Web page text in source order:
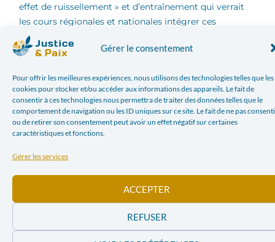
Gérer le consentement
Pour offrir les meilleures expériences, nous utilisons des technologies telles que les
cookies pour stocker et/ou accéder aux informations des appareils. Le fait de
consentir à ces technologies nous permettra de traiter des données telles que le
comportement de navigation ou les ID uniques sur ce site. Le fait de ne pas
ou de retirer son consentement peut avoir un effet négatif sur certaines
caractéristiques et fonctions.
Gérer les services
ACCEPTER
REFUSER
effet de ruissellement » et d’entraînement qui verrait
les cours régionales et nationales intégrer ces
pratiques progressives. La CPI a vocation à juger les
cas les plus emblématiques ; ses moyens ne lui
principe de « complémentarité » veut que la Cour
n’intervienne que dans les cas où les tribunaux
nationaux n’ont pas la volonté ou la possibilité de le
faire. C’est pourquoi le Statut de Rome rappelle qu’« il
est du devoir de chaque État de soumettre à sa
juridiction criminelle les responsables de crimes
processus de réconciliation des suites d’un conflit
donné par le Bureau du Procureur et le Statut de
Rome. Le Pérou, où de nombreuses femmes ont subi